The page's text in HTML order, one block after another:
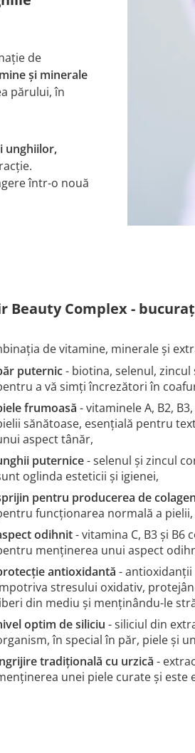
de
și minerale
părului, în
unghiilor,
într-o nouă
Beauty Complex -
de vitamine, minerale și
puternic- biotina, selenul,
a vă simți încrezători în
frumoasă- vitaminele A, B2,
sănătoase, esențială pentru
aspect tânăr,
puternice- selenul și zincul
oglinda esteticii și igienei,
pentru producerea de
funcționarea normală a
odihnit- vitamina C, B3 și
menținerea unui aspect
antioxidantă-
stresului oxidativ,
din mediu și menținându-le
optim de siliciu - siliciul din
în special în păr, piele și
tradițională cu urzică -
unei piele curate și este